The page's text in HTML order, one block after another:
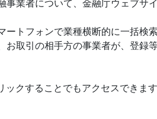
業者について、金融庁ウェブ
トフォンで業種横断的に一括検
取引の相手方の事業者が、登録
クすることでもアクセスできます